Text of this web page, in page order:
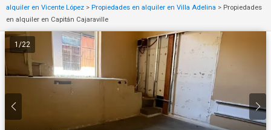
alquiler en Vicente López > Propiedades en alquiler en Villa Adelina > Propiedades
en alquiler en Capitán Cajaraville
1 /22